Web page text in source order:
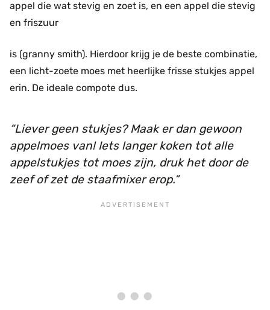
appel die wat stevig en zoet is, en een appel die stevig
en friszuur
is (granny smith). Hierdoor krijg je de beste combinatie,
een licht-zoete moes met heerlijke frisse stukjes appel
erin. De ideale compote dus.
Liever geen stukjes? Maak er dan gewoon
appelmoes van! Iets langer koken tot alle
appelstukjes tot moes zijn, druk het door de
zeef of zet de staafmixer erop.